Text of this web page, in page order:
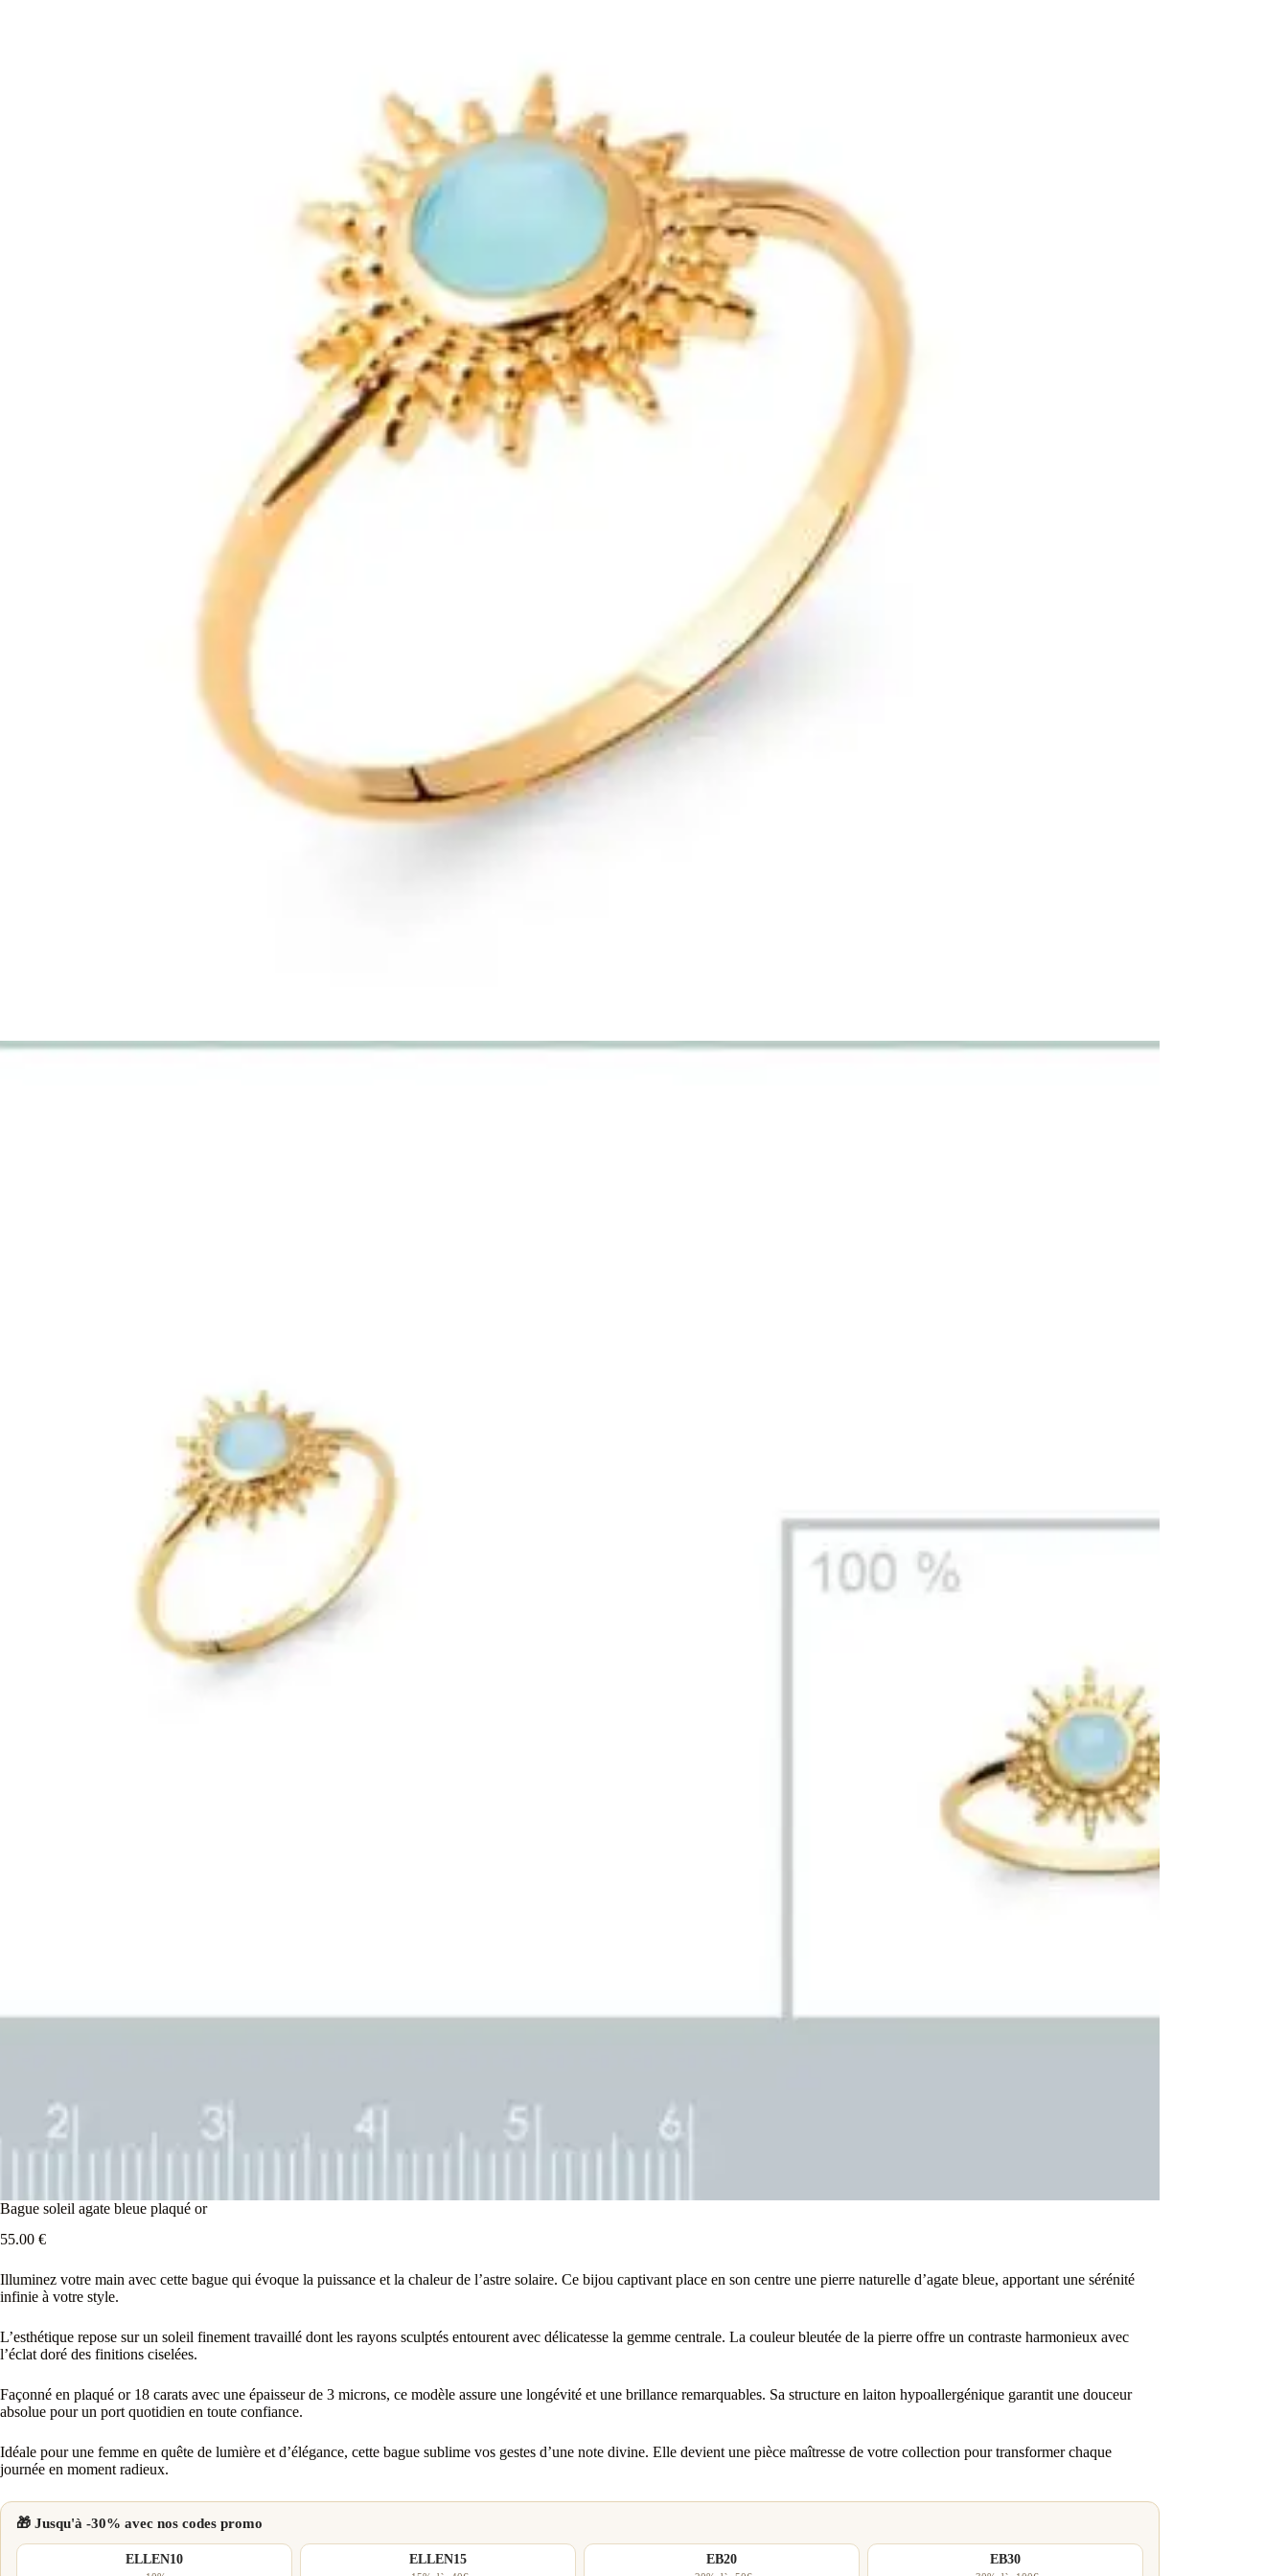
Bague soleil agate bleue plaqué or
55.00 €
Illuminez votre main avec cette bague qui évoque la puissance et la chaleur de l’astre solaire. Ce bijou captivant place en son centre une pierre naturelle d’agate bleue, apportant une sérénité
infinie à votre style.
L’esthétique repose sur un soleil finement travaillé dont les rayons sculptés entourent avec délicatesse la gemme centrale. La couleur bleutée de la pierre offre un contraste harmonieux avec
l’éclat doré des finitions ciselées.
Façonné en plaqué or 18 carats avec une épaisseur de 3 microns, ce modèle assure une longévité et une brillance remarquables. Sa structure en laiton hypoallergénique garantit une douceur
absolue pour un port quotidien en toute confiance.
Idéale pour une femme en quête de lumière et d’élégance, cette bague sublime vos gestes d’une note divine. Elle devient une pièce maîtresse de votre collection pour transformer chaque
journée en moment radieux.
🎁 Jusqu'à -30% avec nos codes promo
ELLEN10 ELLEN15 EB20 EB30